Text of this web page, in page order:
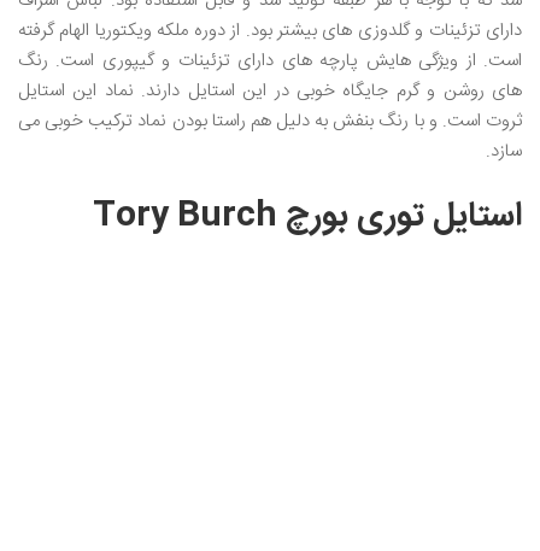
دارای تزئینات و گلدوزی های بیشتر بود. از دوره ملکه ویکتوریا الهام گرفته
است. از ویژگی هایش پارچه های دارای تزئینات و گیپوری است. رنگ
های روشن و گرم جایگاه خوبی در این استایل دارند. نماد این استایل
ثروت است. و با رنگ بنفش به دلیل هم راستا بودن نماد ترکیب خوبی می
سازد.
استایل توری بورچ Tory Burch